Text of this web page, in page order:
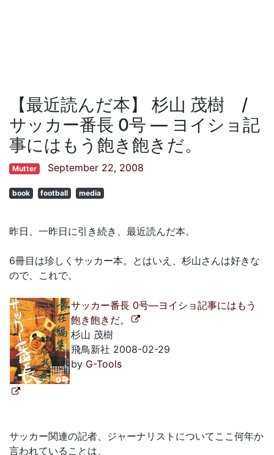
【最近読んだ本】 杉山 茂樹 /
サッカー番長 0号 ― ヨイショ記
事にはもう飽き飽きだ。
Mutter September 22, 2008
book football media
昨日、一昨日に引き続き、最近読んだ本。
6冊目は珍しくサッカー本。とはいえ、杉山さんは好きな
ので、これで。
サッカー番長 0号―ヨイショ記事にはもう
飽き飽きだ。
杉山 茂樹
飛鳥新社 2008-02-29
by G-Tools
サッカー関連の記者、ジャーナリストについてここ何年か
言われていることは、